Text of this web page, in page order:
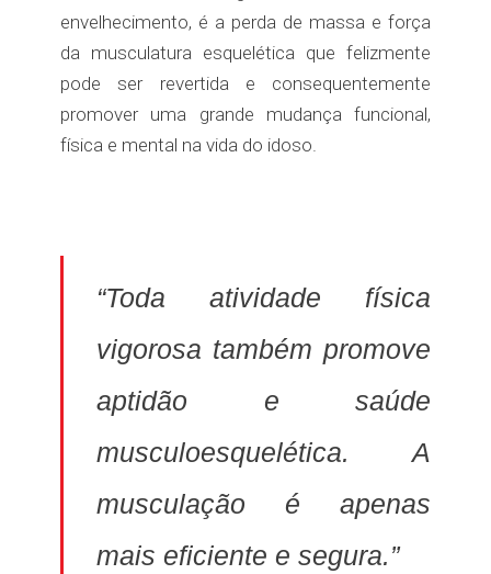
envelhecimento, é a perda de massa e força
da musculatura esquelética que felizmente
pode ser revertida e consequentemente
promover uma grande mudança funcional,
física e mental na vida do idoso.
“Toda atividade física
vigorosa também promove
aptidão e saúde
musculoesquelética. A
musculação é apenas
mais eficiente e segura.”